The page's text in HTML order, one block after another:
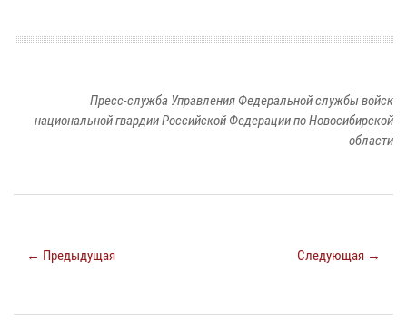
Пресс-служба Управления Федеральной службы войск
национальной гвардии Российской Федерации по Новосибирской
области
← Предыдущая Следующая →